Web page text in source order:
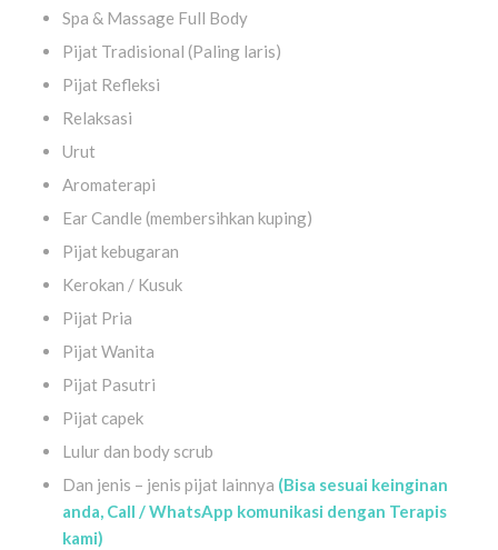
Spa & Massage Full Body
Pijat Tradisional (Paling laris)
Pijat Refleksi
Relaksasi
Urut
Aromaterapi
Ear Candle (membersihkan kuping)
Pijat kebugaran
Kerokan / Kusuk
Pijat Pria
Pijat Wanita
Pijat Pasutri
Pijat capek
Lulur dan body scrub
Dan jenis – jenis pijat lainnya (Bisa sesuai keinginan
anda, Call / WhatsApp komunikasi dengan Terapis
kami)